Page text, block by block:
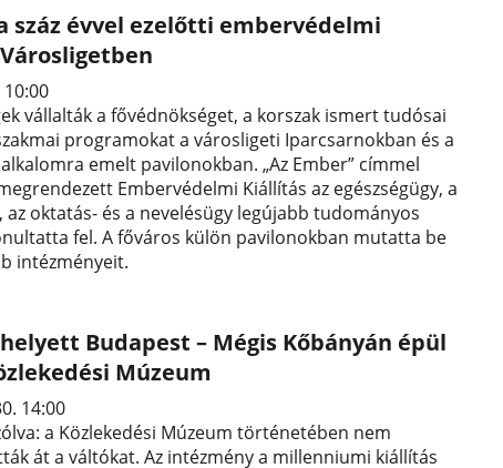
száz évvel ezelőtti embervédelmi
vállalták a fővédnökséget, a korszak ismert tudósai
programokat a városligeti Iparcsarnokban és a
emelt pavilonokban. „Az Ember” címmel
Embervédelmi Kiállítás az egészségügy, a
az oktatás- és a nevelésügy legújabb tudományos
fel. A főváros külön pavilonokban mutatta be
intézményeit.
Budapest – Mégis Kőbányán épül
Múzeum
14:00
a Közlekedési Múzeum történetében nem
át a váltókat. Az intézmény a millenniumi kiállítás